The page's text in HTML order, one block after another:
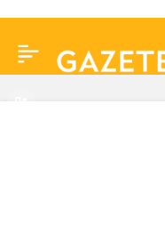
operasyonu: Halil